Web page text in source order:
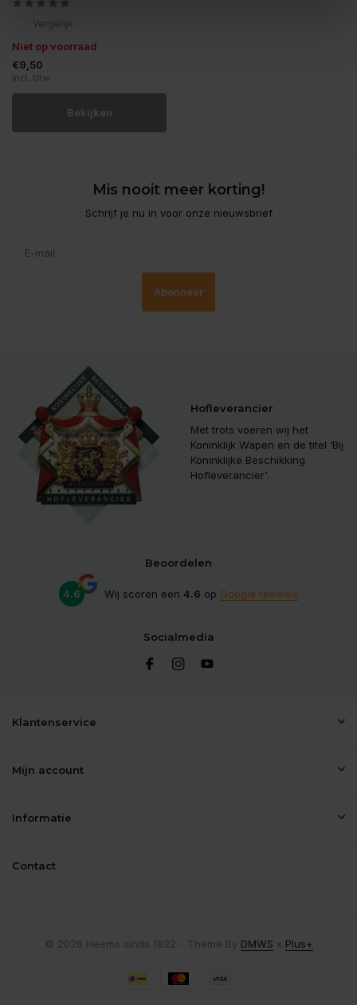
Vergelijk
Niet op voorraad
€9,50
Incl. btw
Bekijken
Mis nooit meer korting!
Schrijf je nu in voor onze nieuwsbrief
Abonneer
Hofleverancier
Met trots voeren wij het
Koninklijk Wapen en de titel ‘Bij
Koninklijke Beschikking
Hofleverancier'.
Beoordelen
4.6 Wij scoren een 4.6 op Google reviews
Socialmedia
Klantenservice
Mijn account
Informatie
Contact
© 2026 Heems sinds 1822 - Theme By DMWS x Plus+